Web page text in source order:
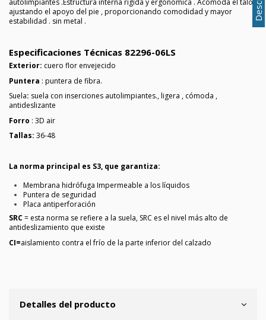
ajustando el apoyo del pie , proporcionando comodidad y mayor
estabilidad . sin metal .
Especificaciones Técnicas 82296-06LS
Exterior: cuero flor envejecido
Puntera : puntera de fibra.
Suela: suela con inserciones autolimpiantes., ligera , cómoda ,
antideslizante
Forro : 3D air
Tallas: 36-48
La norma principal es S3, que garantiza:
Membrana hidrófuga Impermeable a los líquidos
Puntera de seguridad
Placa antiperforación
SRC= esta norma se refiere a la suela, SRC es el nivel más alto de
antideslizamiento que existe
CI=aislamiento contra el frío de la parte inferior del calzado
Detalles del producto